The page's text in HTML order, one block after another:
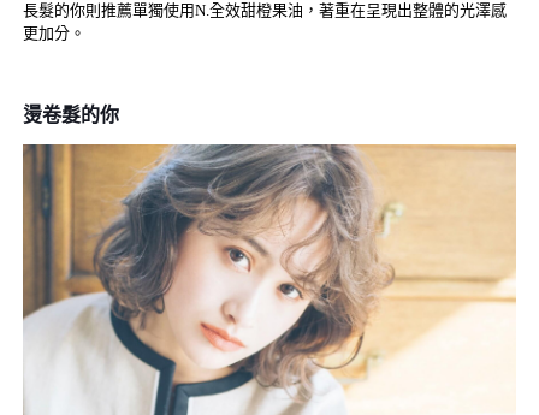
長髮的你則推薦單獨使用N.全效甜橙果油，著重在呈現出整體的光澤感
更加分。
燙卷髮的你